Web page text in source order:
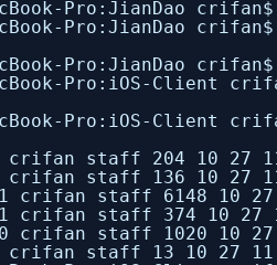
Pro:JianDao
Pro:JianDao
Pro:JianDao crifan$
Pro:iOS-Client
Pro:iOS-Client
crifan staff 204 10 27
crifan staff 136 10 27
crifan staff 6148 10 27
crifan staff 374 10 27
crifan staff 1020 10 27
staff 13 10 27 11:39